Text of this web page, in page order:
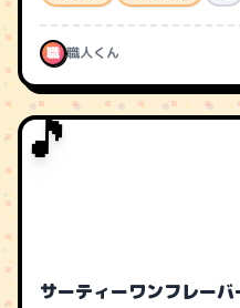
職 職人くん
🎵
サーティーワンフレー